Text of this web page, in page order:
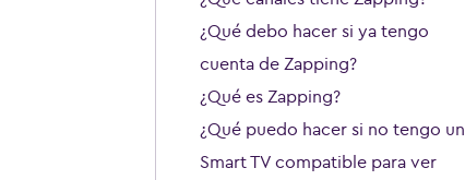
¿Qué debo hacer si ya tengo
cuenta de Zapping?
¿Qué es Zapping?
¿Qué puedo hacer si no tengo un
Smart TV compatible para ver